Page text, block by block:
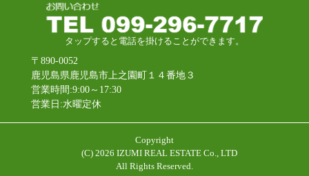
タップすると電話を掛けることができます。
〒890-0052
鹿児島県鹿児島市上之園町１４番地３
営業時間:9:00～17:30
営業日:水曜定休
Copyright
(C) 2026 IZUMI REAL ESTATE Co., LTD
All Rights Reserved.